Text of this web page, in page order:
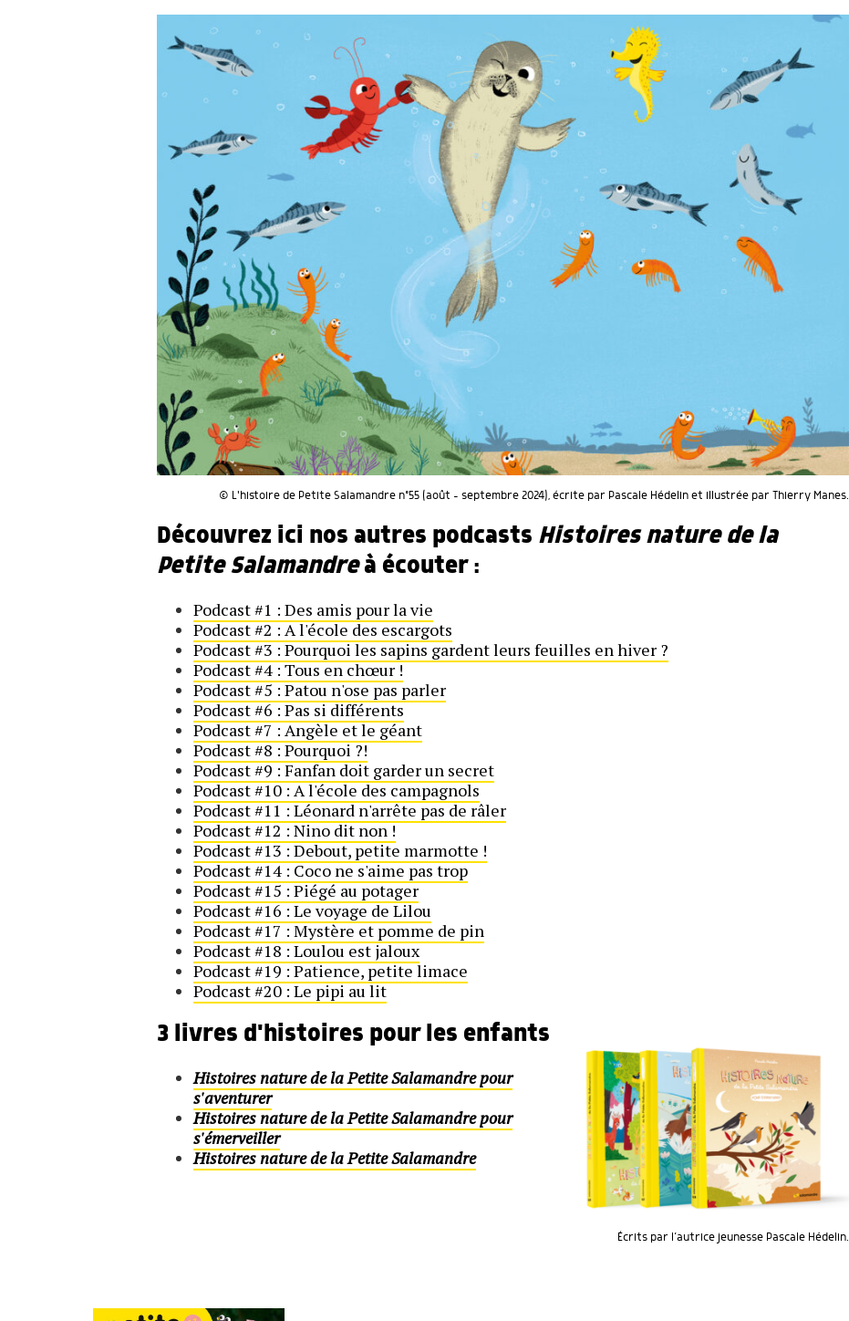
© L'histoire de Petite Salamandre n°55 (août - septembre 2024), écrite par Pascale Hédelin et illustrée par Thierry Manes.
Découvrez ici nos autres podcasts Histoires nature de la
Petite Salamandreà écouter :
Podcast #1 : Des amis pour la vie
Podcast #2 : A l'école des escargots
Podcast #3 : Pourquoi les sapins gardent leurs feuilles en hiver ?
Podcast #4 : Tous en chœur !
Podcast #5 : Patou n'ose pas parler
Podcast #6 : Pas si différents
Podcast #7 : Angèle et le géant
Podcast #8 : Pourquoi ?!
Podcast #9 : Fanfan doit garder un secret
Podcast #10 : A l'école des campagnols
Podcast #11 : Léonard n'arrête pas de râler
Podcast #12 : Nino dit non !
Podcast #13 : Debout, petite marmotte !
Podcast #14 : Coco ne s'aime pas trop
Podcast #15 : Piégé au potager
Podcast #16 : Le voyage de Lilou
Podcast #17 : Mystère et pomme de pin
Podcast #18 : Loulou est jaloux
Podcast #19 : Patience, petite limace
Podcast #20 : Le pipi au lit
Écrits par l’autrice jeunesse Pascale Hédelin.
3 livres d'histoires pour les enfants
Histoires nature de la Petite Salamandre pour
s'aventurer
Histoires nature de la Petite Salamandre pour
s'émerveiller
Histoires nature de la Petite Salamandre